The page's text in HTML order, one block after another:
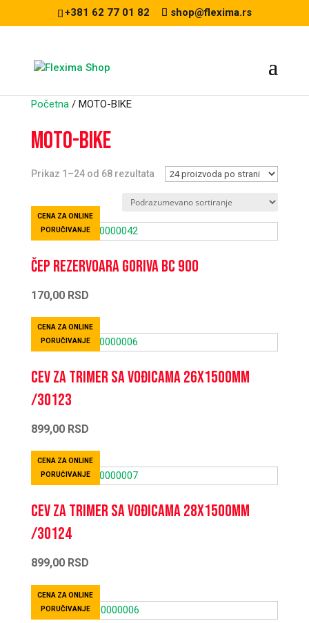
+381 62 77 01 82 shop@flexima.rs
Početna/ MOTO-BIKE
MOTO-BIKE
Prikaz 1–24 od 68 rezultata
CENA ZA ONLINE
PORUČIVANJE
Čep rezervoara goriva BC 900
170,00 RSD
CENA ZA ONLINE
PORUČIVANJE
Cev za trimer sa vođicama 26x1500mm
/30123
899,00 RSD
CENA ZA ONLINE
PORUČIVANJE
Cev za trimer sa vođicama 28x1500mm
/30124
899,00 RSD
CENA ZA ONLINE
PORUČIVANJE